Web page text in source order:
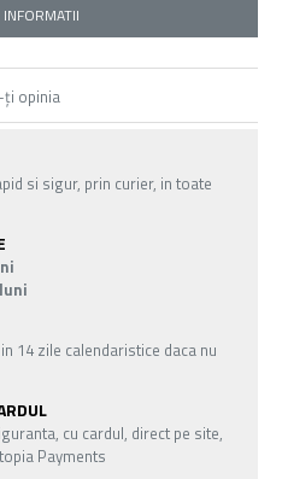
ţi opinia
INFORMATII
si sigur, prin curier, in toate
14 zile calendaristice daca nu
cu cardul, direct pe site,
Payments